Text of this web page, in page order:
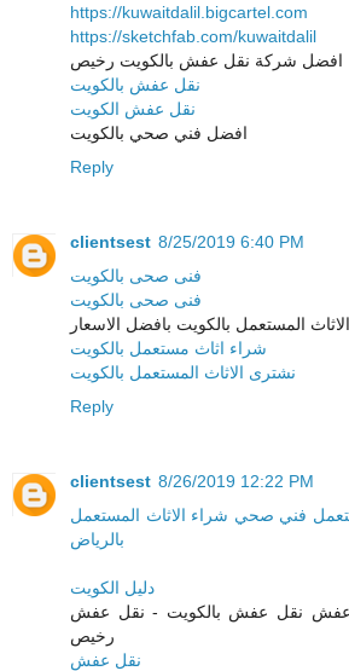
https://kuwaitdalil.bigcartel.com
https://sketchfab.com/kuwaitdalil
افضل شركة نقل عفش بالكويت رخيص
نقل عفش بالكويت
نقل عفش الكويت
افضل فني صحي بالكويت
Reply
clientsest 8/25/2019 6:40 PM
فنى صحى بالكويت
فنى صحى بالكويت
المستعمل بالكويت بافضل الاسعار
شراء اثاث مستعمل بالكويت
نشترى الاثاث المستعمل بالكويت
Reply
clientsest 8/26/2019 12:22 PM
فني صحي شراء الاثاث المستعمل
بالرياض
دليل الكويت
نقل عفش بالكويت - نقل عفش
رخيص
نقل عفش